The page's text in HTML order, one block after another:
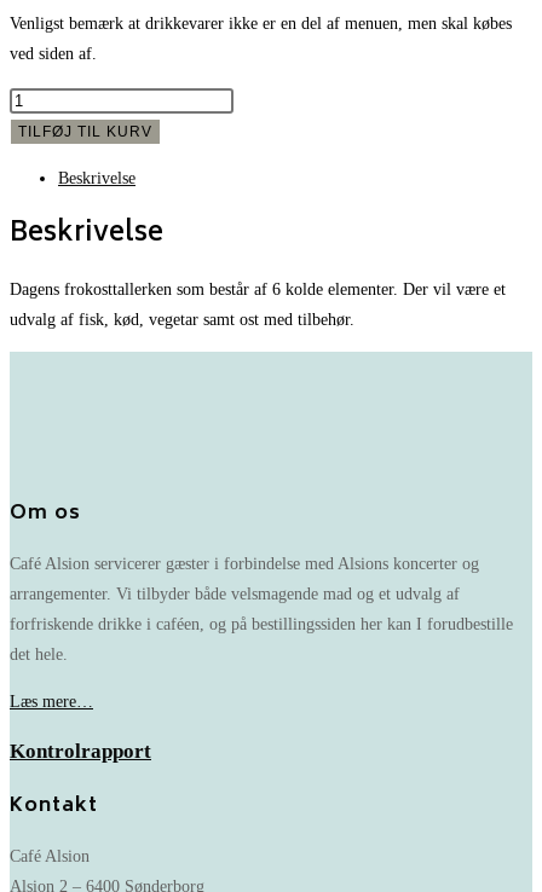
Venligst bemærk at drikkevarer ikke er en del af menuen, men skal købes
ved siden af.
Dagens
frokosttallerken
TILFØJ TIL KURV
Beskrivelse
Beskrivelse
Dagens frokosttallerken som består af 6 kolde elementer. Der vil være et
udvalg af fisk, kød, vegetar samt ost med tilbehør.
Om os
Café Alsion servicerer gæster i forbindelse med Alsions koncerter og
arrangementer. Vi tilbyder både velsmagende mad og et udvalg af
forfriskende drikke i caféen, og på bestillingssiden her kan I forudbestille
det hele.
Læs mere…
Kontrolrapport
Kontakt
Café Alsion
Alsion 2 – 6400 Sønderborg